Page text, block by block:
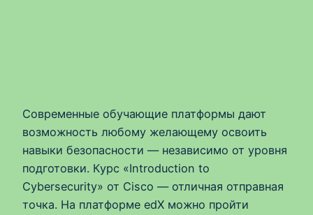
Современные обучающие платформы дают
возможность любому желающему освоить
навыки безопасности — независимо от уровня
подготовки. Курс «Introduction to
Cybersecurity» от Cisco — отличная отправная
точка. На платформе edX можно пройти